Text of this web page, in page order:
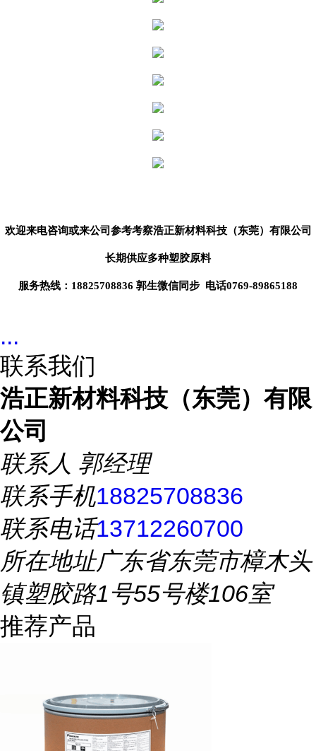
欢迎来电咨询或来公司参考考察浩正新材料科技（东莞） 有限公司
长期供应多种塑胶原料
服务热线：18825708836 郭生微信同步 电话0769-89865188
...
联系我们
浩正新材料科技（东莞）有限
公司
联系人 郭经理
联系手机18825708836
联系电话13712260700
所在地址广东省东莞市樟木头
镇塑胶路1号55号楼106室
推荐产品